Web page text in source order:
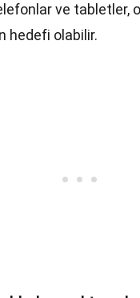
ve tabletler,
hedefi olabilir.